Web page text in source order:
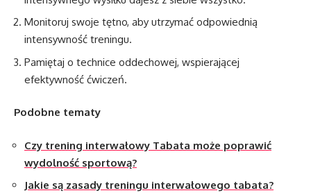
Monitoruj swoje tętno, aby utrzymać odpowiednią
intensywność treningu.
Pamiętaj o technice oddechowej, wspierającej
efektywność ćwiczeń.
Podobne tematy
Czy trening interwałowy Tabata może poprawić
wydolność sportową?
Jakie są zasady treningu interwałowego tabata?